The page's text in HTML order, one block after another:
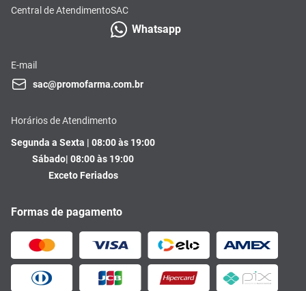
Central de AtendimentoSAC
Whatsapp
E-mail
sac@promofarma.com.br
Horários de Atendimento
Segunda a Sexta | 08:00 às 19:00
Sábado| 08:00 às 19:00
Exceto Feriados
Formas de pagamento